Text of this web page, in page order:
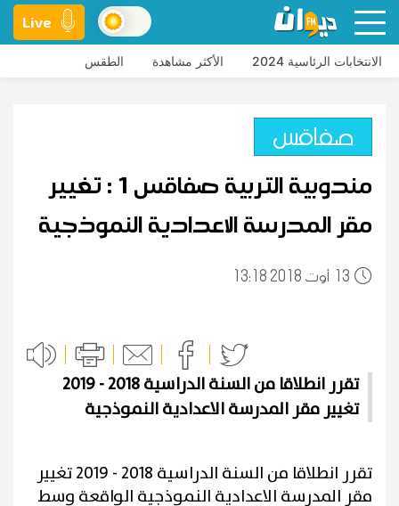
Live
الانتخابات الرئاسية 2024 الأكثر مشاهدة الطقس
صفاقس
مندوبية التربية صفاقس 1 : تغيير
مقر المدرسة الاعدادية النموذجية
13 13:18 2018 أوت
تقرر انطلاقا من السنة الدراسية 2018 - 2019
تغيير مقر المدرسة الاعدادية النموذجية
تقرر انطلاقا من السنة الدراسية 2018 - 2019 تغيير
مقر المدرسة الاعدادية النموذجية الواقعة وسط